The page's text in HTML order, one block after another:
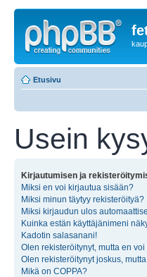
Etusivu
Usein
Kirjautumisen ja
Miksi en voi kirjautua sisään?
Miksi minun täytyy rekisteröityä?
Miksi kirjaudun ulos
Kuinka estän käyttäjänimeni
Kadotin salasanani!
Olen rekisteröitynyt, mutta en
Olen rekisteröitynyt joskus,
Mikä on COPPA?